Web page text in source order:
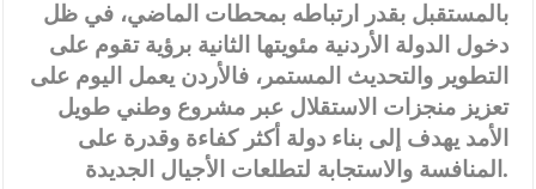
بالمستقبل بقدر ارتباطه بمحطات الماضي، في ظل
دخول الدولة الأردنية مئويتها الثانية برؤية تقوم على
التطوير والتحديث المستمر، فالأردن يعمل اليوم على
تعزيز منجزات الاستقلال عبر مشروع وطني طويل
الأمد يهدف إلى بناء دولة أكثر كفاءة وقدرة على
المنافسة والاستجابة لتطلعات الأجيال الجديدة .